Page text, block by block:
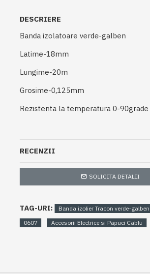
SOLICITA DETALII
DESCRIERE
Banda izolatoare verde-galben
Latime-18mm
Lungime-20m
Grosime-0,125mm
Rezistenta la temperatura 0-90grade
RECENZII
TAG-URI:
Banda izolier Tracon verde-
0607
Accesorii Electrice si Papuci Cablu